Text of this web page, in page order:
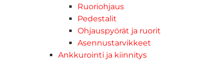
Ruoriohjaus
Pedestalit
Ohjauspyörät ja ruorit
Asennustarvikkeet
Ankkurointi ja kiinnitys